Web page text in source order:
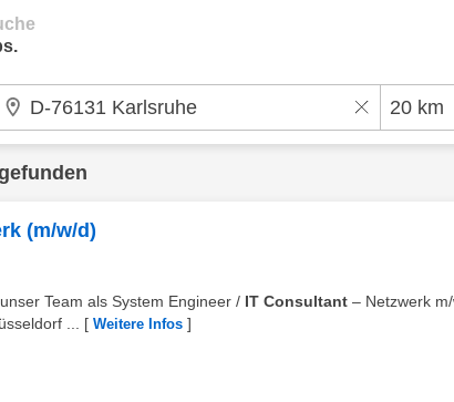
(m/w/d)
Team als System Engineer / IT Consultant – Netzwerk
...
[ Weitere Infos ]